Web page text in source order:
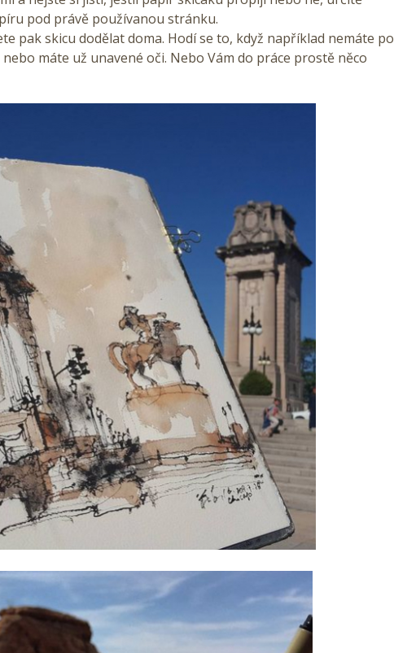
pod právě používanou stránku.
pak skicu dodělat doma. Hodí se to, když například nemáte po
máte už unavené oči. Nebo Vám do práce prostě něco